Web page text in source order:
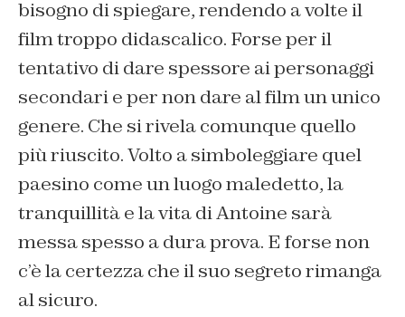
bisogno di spiegare, rendendo a volte il
film troppo didascalico. Forse per il
tentativo di dare spessore ai personaggi
secondari e per non dare al film un unico
genere. Che si rivela comunque quello
più riuscito. Volto a simboleggiare quel
paesino come un luogo maledetto, la
tranquillità e la vita di Antoine sarà
messa spesso a dura prova. E forse non
c’è la certezza che il suo segreto rimanga
al sicuro.